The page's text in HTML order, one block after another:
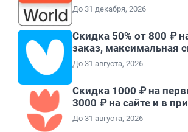
До 31 декабря, 2026
Скидка 50% от 800 ₽
заказ, максимальная
До 31 августа, 2026
Скидка 1000 ₽ на
3000 ₽ на сайте и в
До 31 августа, 2026